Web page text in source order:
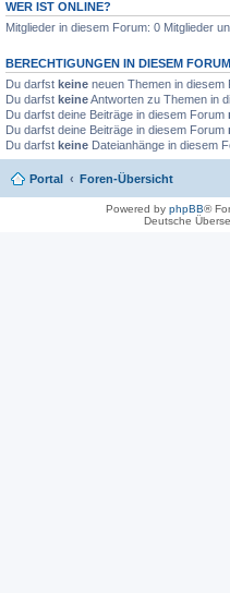
WER IST ONLINE?
Mitglieder in diesem Forum: 0 Mitglieder
BERECHTIGUNGEN IN DIESEM FORUM
Du darfst keine neuen Themen in diesem
Du darfst keineAntworten zu Themen in
Du darfst deine Beiträge in diesem Forum
Du darfst deine Beiträge in diesem Forum
Du darfst keine Dateianhänge in diesem
Portal Foren-Übersicht
Powered by phpBB®
Deutsche